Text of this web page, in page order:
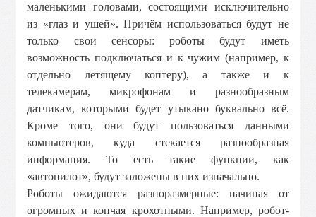
маленькими головами, состоящими исключительно
из «глаз и ушей». Причём использоваться будут не
только свои сенсоры: роботы будут иметь
возможность подключаться и к чужим (например, к
отдельно летящему коптеру), а также и к
телекамерам, микрофонам и разнообразным
датчикам, которыми будет утыкано буквально всё.
Кроме того, они будут пользоваться данными
компьютеров, куда стекается разнообразная
информация. То есть такие функции, как
«автопилот», будут заложены в них изначально.
Роботы ожидаются разноразмерные: начиная от
огромных и кончая крохотными. Например, робот-